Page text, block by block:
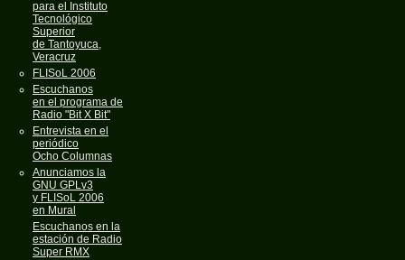
para el Instituto
Tecnológico
Superior
de Tantoyuca,
Veracruz
FLISoL 2006
Escuchanos
en el programa de
Radio "Bit X Bit"
Entrevista en el
periódico
Ocho Columnas
Anunciamos la
GNU GPLv3
y FLISoL 2006
en Mural
Escuchanos en la
estación de Radio
Super RMX